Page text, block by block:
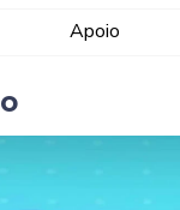
Apoio